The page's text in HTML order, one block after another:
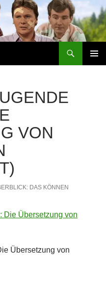
VON
DAS KÖNNEN
Übersetzung von